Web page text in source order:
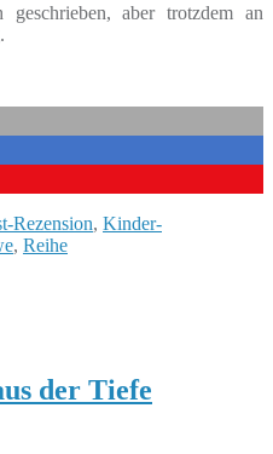
aber trotzdem an
Rezension, Kinder-
, Reihe
der Tiefe